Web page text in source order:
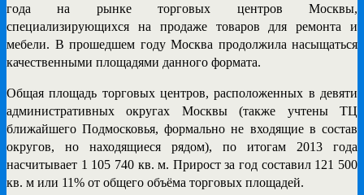
года на рынке торговых центров Москвы,
специализирующихся на продаже товаров для ремонта и
мебели. В прошедшем году Москва продолжила насыщаться
качественными площадями данного формата.
Общая площадь торговых центров, расположенных в девяти
административных округах Москвы (также учтены ТЦ
ближайшего Подмосковья, формально не входящие в состав
округов, но находящиеся рядом), по итогам 2013 года
насчитывает 1 105 740 кв. м. Прирост за год составил 121 500
кв. м или 11% от общего объёма торговых площадей.